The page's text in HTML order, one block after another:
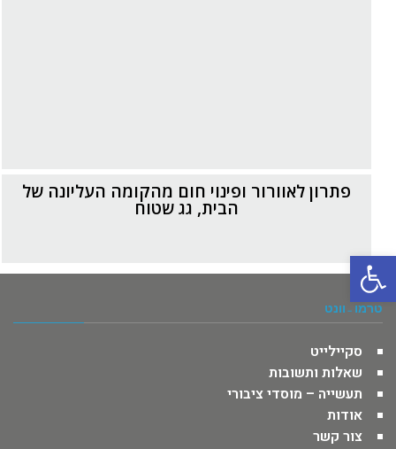
פתח סרגל נגישות
פתרון לאוורור ופינוי חום מהקומה העליונה של
הבית, גג שטוח
טרמו -וונט
סקיילייט
שאלות ותשובות
תעשייה – מוסדי ציבורי
אודות
צור קשר